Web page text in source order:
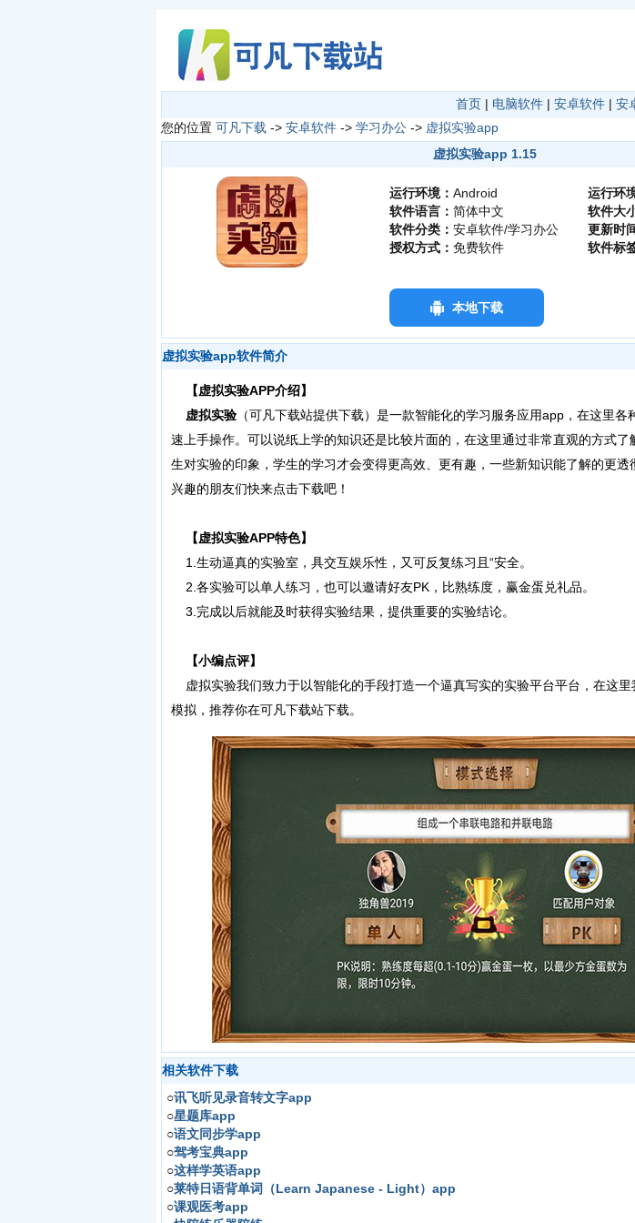
首页 | 电脑软件 | 安卓软件 | 安
您的位置 可凡下载 -> 安卓软件 -> 学习办公 -> 虚拟实验app
虚拟实验app 1.15
运行环境： Android
软件语言： 简体中文
软件分类： 安卓软件/学习办公
授权方式： 免费软件
运行环
软件大
更新时
软件标
本地下载
虚拟实验app软件简介
【虚拟实验APP介绍】
虚拟实验 （可凡下载站提供下载）是一款智能化的学习服务应用app，在这里
速上手操作。可以说纸上学的知识还是比较片面的，在这里通过非常直观的方式
生对实验的印象，学生的学习才会变得更高效、更有趣，一些新知识能了解的更
兴趣的朋友们快来点击下载吧！
【虚拟实验APP特色】
1.生动逼真的实验室，具交互娱乐性，又可反复练习且“安全。
2.各实验可以单人练习，也可以邀请好友PK，比熟练度，赢金蛋兑礼品。
3.完成以后就能及时获得实验结果，提供重要的实验结论。
【小编点评】
虚拟实验我们致力于以智能化的手段打造一个逼真写实的实验平台平台，在这
模拟，推荐你在可凡下载站下载。
相关软件下载
○讯飞听见录音转文字app
○星题库app
○语文同步学app
○驾考宝典app
○这样学英语app
○莱特日语背单词（Learn Japanese - Light）app
○课观医考app